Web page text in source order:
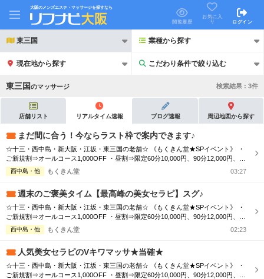
大阪のメンズエステ・マッサージを探すなら
閲覧履歴
お気に入
り
ログイン
東三国 業種から探す
現在地から探す こだわり条件で絞り込む
こだわり条件で絞り込む
21時以降も受付 24時以降も受付
初回割引あり
団体割引 ポイントカード有
キャッシュレス決済OK 領収証発行可
完全個室 半個室あり
東三国のマッサージ 検索結果 : 3件
店舗リスト リアルタイム速報 ブログ速報 周辺地図から探す
まだ間に合う！今ならラスト枠で案内できます♪
☆十三・西中島・新大阪・江坂・東三国の老舗☆ 《もくきん堂★SPイベント》 ・
ご新規割⇒オールコース1,000OFF ・昼割⇒限定60分10,000円、90分12,000円、12
0分16,000円 ・極液コース⇒100分18,000円、120分23,000円 ・団体割⇒2名様2,00
0円OFF、3名様⇒3,000円OFF ▼【本日のセラピスト】▼ *～*～*～*～*～ □富川ゆ
西中島・他 もくきん堂 03:27
週末のご褒美タイム【最高峰の美女セラピ】スグ♪
☆十三・西中島・新大阪・江坂・東三国の老舗☆ 《もくきん堂★SPイベント》 ・
ご新規割⇒オールコース1,000OFF ・昼割⇒限定60分10,000円、90分12,000円、12
0分16,000円 ・極液コース⇒100分18,000円、120分23,000円 ・団体割⇒2名様2,00
0円OFF、3名様⇒3,000円OFF ▼【本日のセラピスト】▼ *～*～*～*～*～ □富川ゆ
西中島・他 もくきん堂 02:23
人気美女セラピのVキワマッサ★当確★
☆十三・西中島・新大阪・江坂・東三国の老舗☆ 《もくきん堂★SPイベント》 ・
ご新規割⇒オールコース1,000OFF ・昼割⇒限定60分10,000円、90分12,000円、12